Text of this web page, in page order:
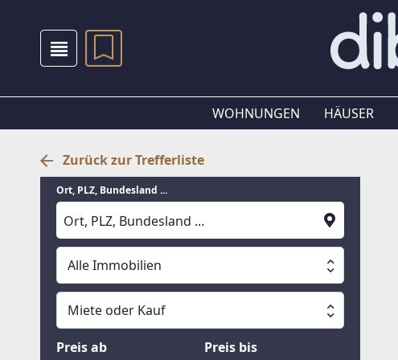
WOHNUNGEN HÄUSER
Zurück zur Trefferliste
Ort, PLZ, Bundesland ...
Suche läuft
Alle Immobilien
Alle Immobilien
Häuser
Miete oder Kauf
Miete oder Kauf
Preis ab Preis bis